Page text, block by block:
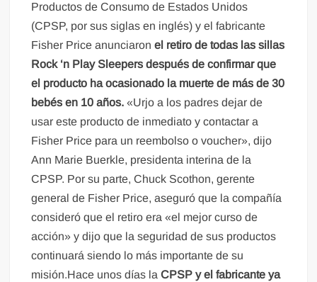
Productos de Consumo de Estados Unidos
(CPSP, por sus siglas en inglés) y el fabricante
Fisher Price anunciaronel retiro de todas las sillas
Rock ‘n Play Sleepers después de confirmar que
el producto ha ocasionado la muerte de más de 30
bebés en 10 años. «Urjo a los padres dejar de
usar este producto de inmediato y contactar a
Fisher Price para un reembolso o voucher», dijo
Ann Marie Buerkle, presidenta interina de la
CPSP. Por su parte, Chuck Scothon, gerente
general de Fisher Price, aseguró que la compañía
consideró que el retiro era «el mejor curso de
acción» y dijo que la seguridad de sus productos
continuará siendo lo más importante de su
misión.Hace unos días laCPSP y el fabricante ya